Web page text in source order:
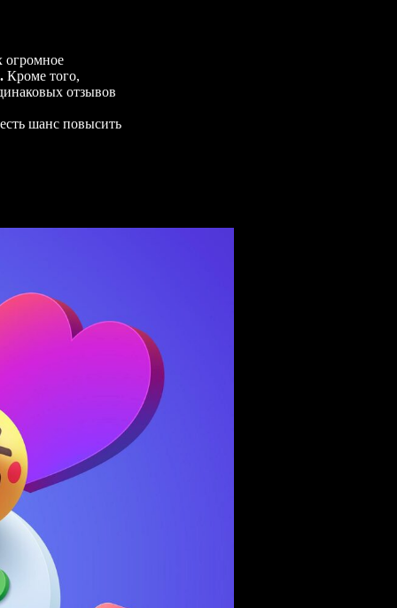
огромное
Кроме того,
отзывов
шанс повысить